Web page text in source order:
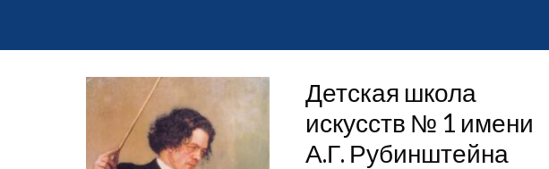
Детская школа
искусств № 1 имени
А.Г. Рубинштейна